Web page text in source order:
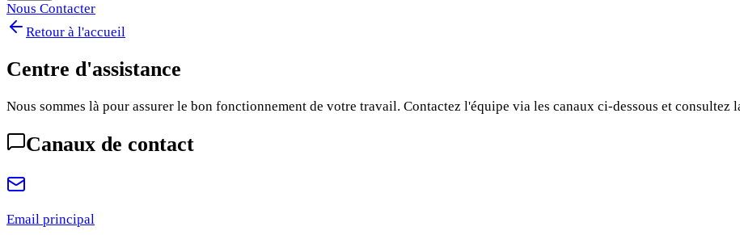
Nous Contacter
Retour à l'accueil
Centre d'assistance
Nous sommes là pour assurer le bon fonctionnement de votre travail. Contactez l'équipe via les canaux ci-dessous et consultez
Canaux de contact
Email principal